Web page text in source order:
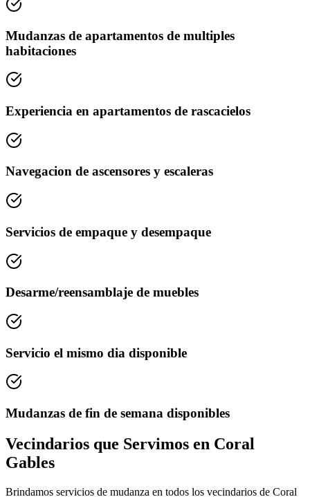
Mudanzas de apartamentos de multiples
habitaciones
Experiencia en apartamentos de rascacielos
Navegacion de ascensores y escaleras
Servicios de empaque y desempaque
Desarme/reensamblaje de muebles
Servicio el mismo dia disponible
Mudanzas de fin de semana disponibles
Vecindarios que Servimos en Coral
Gables
Brindamos servicios de mudanza en todos los vecindarios de Coral